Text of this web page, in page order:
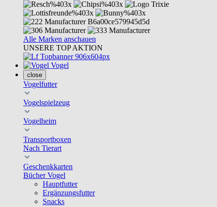
Alle Marken anschauen
UNSERE TOP AKTION
Vogel
close
Vogelfutter
Vogelspielzeug
Vogelheim
Transportboxen
Nach Tierart
Geschenkkarten
Bücher Vogel
Hauptfutter
Ergänzungsfutter
Snacks